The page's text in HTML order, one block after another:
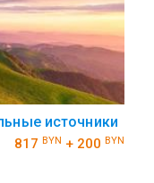
источники
817 BYN + 200 BYN